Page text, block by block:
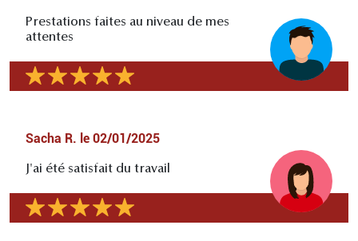
Prestations faites au niveau de mes
attentes
Sacha R. le 02/01/2025
J'ai été satisfait du travail